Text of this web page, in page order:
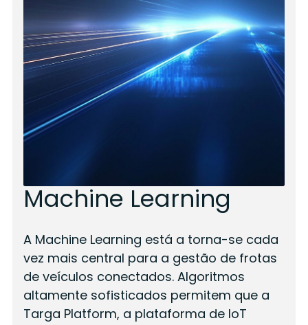
Machine Learning
A Machine Learning está a torna-se cada
vez mais central para a gestão de frotas
de veículos conectados. Algoritmos
altamente sofisticados permitem que a
Targa Platform, a plataforma de IoT